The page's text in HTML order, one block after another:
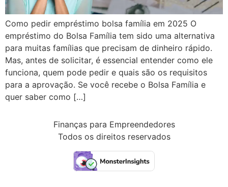
Como pedir empréstimo bolsa família em 2025 O
empréstimo do Bolsa Família tem sido uma alternativa
para muitas famílias que precisam de dinheiro rápido.
Mas, antes de solicitar, é essencial entender como ele
funciona, quem pode pedir e quais são os requisitos
para a aprovação. Se você recebe o Bolsa Família e
quer saber como […]
Finanças para Empreendedores
Todos os direitos reservados